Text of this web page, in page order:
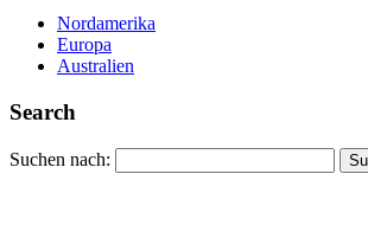
Nordamerika
Europa
Australien
Search
Suchen nach: